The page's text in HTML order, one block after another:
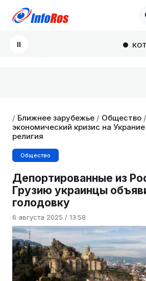
/ Ближнее зарубежье / Общество /
экономический кризис на Украние
религия
Общество
Депортированные из
Грузию украинцы
голодовку
6 августа 2025 / 13:58